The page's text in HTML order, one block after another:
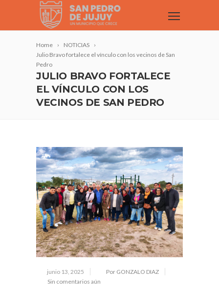
Home
NOTICIAS
Julio Bravo fortalece el vínculo con los vecinos de San
Pedro
JULIO BRAVO FORTALECE
EL VÍNCULO CON LOS
VECINOS DE SAN PEDRO
junio 13, 2025
Por GONZALO DIAZ
Sin comentarios aún